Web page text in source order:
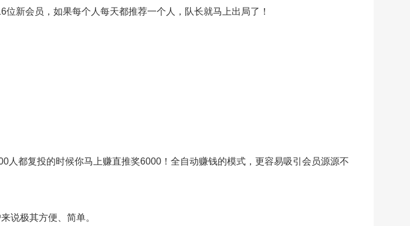
新会员，如果每个人每天都推荐一个人，队长就马上出局了！
都复投的时候你马上赚直推奖6000！全自动赚钱的模式，更容易吸引会员源源不
说极其方便、简单。